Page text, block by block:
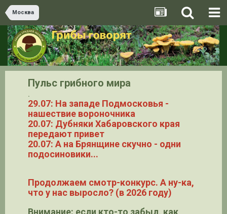
Москва
Пульс грибного мира
.
29.07: На западе Подмосковья -
нашествие вороночника
20.07: Дубняки Хабаровского края
передают привет
20.07: А на Брянщине скучно - одни
подосиновики...
Продолжаем смотр-конкурс. А ну-ка,
что у нас выросло? (в 2026 году)
Внимание: если кто-то забыл, как